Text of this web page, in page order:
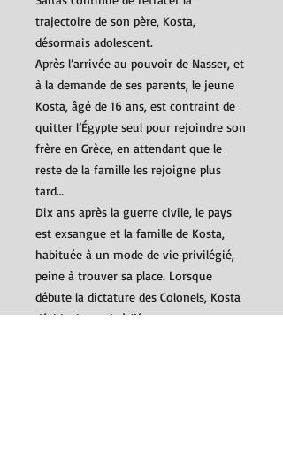
trajectoire de son père, Kosta,
désormais adolescent.
Après l’arrivée au pouvoir de Nasser, et
à la demande de ses parents, le jeune
Kosta, âgé de 16 ans, est contraint de
quitter l’Égypte seul pour rejoindre son
frère en Grèce, en attendant que le
reste de la famille les rejoigne plus
tard…
Dix ans après la guerre civile, le pays
est exsangue et la famille de Kosta,
habituée à un mode de vie privilégié,
peine à trouver sa place. Lorsque
débute la dictature des Colonels, Kosta
décide de partir à l’étranger, pour se